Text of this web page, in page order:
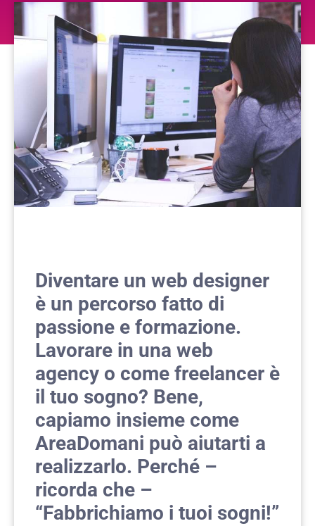
Diventare un web designer
è un percorso fatto di
passione e formazione.
Lavorare in una web
agency o come freelancer è
il tuo sogno? Bene,
capiamo insieme come
AreaDomani può aiutarti a
realizzarlo. Perché –
ricorda che –
“Fabbrichiamo i tuoi sogni!”